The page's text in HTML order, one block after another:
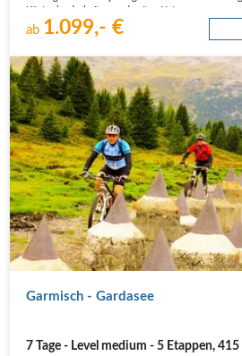
Die Anforderungen
Du fährst regelmäßig Fahrrad,…
ab 1.099,- €
Durch alte Panzersperren über den Plamorter
Garmisch - Gardasee
7 Tage - Level medium - 5 Etappen,